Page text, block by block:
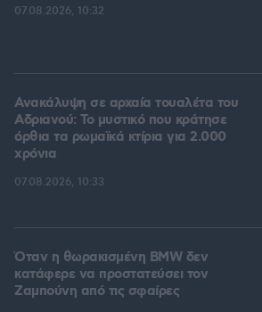
07.08.2026, 10:32
Ανακάλυψη σε αρχαία τουαλέτα του
Αδριανού: Το μυστικό που κράτησε
όρθια τα ρωμαϊκά κτίρια για 2.000
χρόνια
07.08.2026, 10:33
Όταν η θωρακισμένη BMW δεν
κατάφερε να προστατεύσει τον
Ζαμπούνη από τις σφαίρες